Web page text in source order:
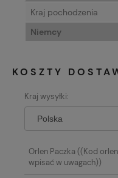
Kraj pochodzenia
Niemcy
KOSZTY
KOSZTÓW
Kraj wysyłki:
Orlen Paczka ((Kod
wpisać w uwagach))